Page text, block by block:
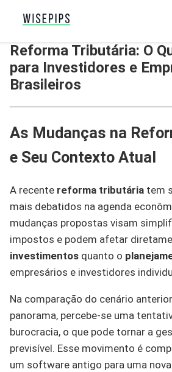
Reforma Tributária: O
para Investidores e
Brasileiros
As Mudanças na
e Seu Contexto Atual
A recente reforma tributária tem
mais debatidos na agenda
mudanças propostas visam
impostos e podem afetar
investimentos quanto o
empresários e investidores
Na comparação do cenário
panorama, percebe-se uma
burocracia, o que pode tornar a
previsível. Esse movimento é
um software antigo para uma